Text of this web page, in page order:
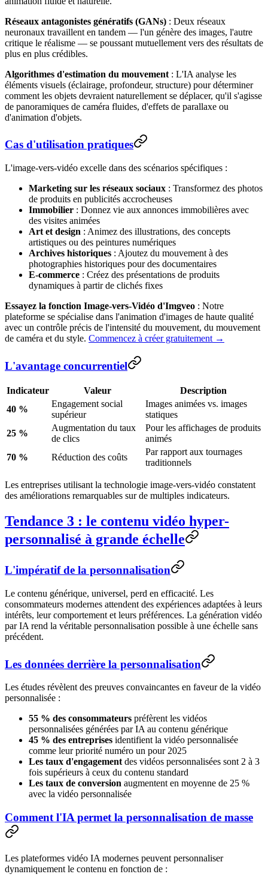
Réseaux antagonistes génératifs (GANs) : Deux réseaux
neuronaux travaillent en tandem — l'un génère des images, l'autre
critique le réalisme — se poussant mutuellement vers des résultats de
plus en plus crédibles.
Algorithmes d'estimation du mouvement : L'IA analyse les
éléments visuels (éclairage, profondeur, structure) pour déterminer
comment les objets devraient naturellement se déplacer, qu'il s'agisse
de panoramiques de caméra fluides, d'effets de parallaxe ou
d'animation d'objets.
Cas d'utilisation pratiques
L'image-vers-vidéo excelle dans des scénarios spécifiques :
Marketing sur les réseaux sociaux : Transformez des photos
de produits en publicités accrocheuses
Immobilier : Donnez vie aux annonces immobilières avec
des visites animées
Art et design : Animez des illustrations, des concepts
artistiques ou des peintures numériques
Archives historiques : Ajoutez du mouvement à des
photographies historiques pour des documentaires
E-commerce : Créez des présentations de produits
dynamiques à partir de clichés fixes
Essayez la fonction Image-vers-Vidéo d'Imgveo : Notre
plateforme se spécialise dans l'animation d'images de haute qualité
avec un contrôle précis de l'intensité du mouvement, du mouvement
de caméra et du style. Commencez à créer gratuitement →
L'avantage concurrentiel
Indicateur Valeur
Description
40 %
Engagement social
supérieur
Images animées vs. images
statiques
25 %
Augmentation du taux
de clics
Pour les affichages de produits
animés
70 %
Réduction des coûts
Par rapport aux tournages
traditionnels
Les entreprises utilisant la technologie image-vers-vidéo constatent
des améliorations remarquables sur de multiples indicateurs.
Tendance 3 : le contenu vidéo hyper-
personnalisé à grande échelle
L'impératif de la personnalisation
Le contenu générique, universel, perd en efficacité. Les
consommateurs modernes attendent des expériences adaptées à leurs
intérêts, leur comportement et leurs préférences. La génération vidéo
par IA rend la véritable personnalisation possible à une échelle sans
précédent.
Les données derrière la personnalisation
Les études révèlent des preuves convaincantes en faveur de la vidéo
personnalisée :
55 % des consommateurs préfèrent les vidéos
personnalisées générées par IA au contenu générique
45 % des entreprises identifient la vidéo personnalisée
comme leur priorité numéro un pour 2025
Les taux d'engagement des vidéos personnalisées sont 2 à 3
fois supérieurs à ceux du contenu standard
Les taux de conversion augmentent en moyenne de 25 %
avec la vidéo personnalisée
Comment l'IA permet la personnalisation de masse
Les plateformes vidéo IA modernes peuvent personnaliser
dynamiquement le contenu en fonction de :